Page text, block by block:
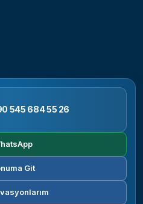
545 684 55 26
Git